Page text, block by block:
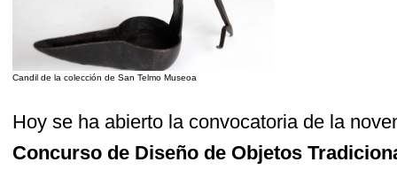
Candil de la colección de San Telmo Museoa
Hoy se ha abierto la convocatoria de la
Concurso de Diseño de Objetos